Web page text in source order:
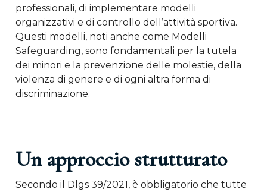
professionali, di implementare modelli
organizzativi e di controllo dell’attività sportiva.
Questi modelli, noti anche come Modelli
Safeguarding, sono fondamentali per la tutela
dei minori e la prevenzione delle molestie, della
violenza di genere e di ogni altra forma di
discriminazione.
Un approccio strutturato
Secondo il Dlgs 39/2021, è obbligatorio che tutte